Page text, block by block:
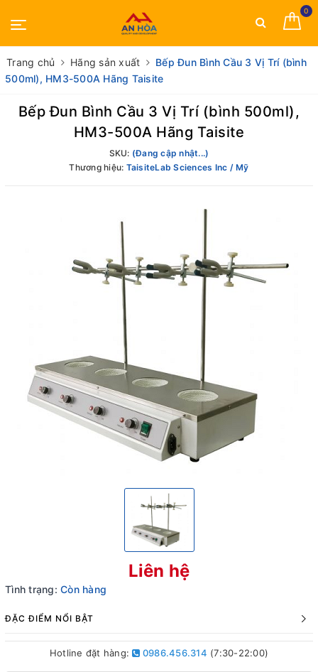
0
Trang chủ Hãng sản xuất
Bếp Đun Bình Cầu 3 Vị Trí (bình
500ml), HM3-500A Hãng Taisite
Bếp Đun Bình Cầu 3 Vị Trí (bình 500ml),
HM3-500A Hãng Taisite
SKU: (Đang cập nhật...)
Thương hiệu: TaisiteLab Sciences Inc / Mỹ
Liên hệ
Tình trạng: Còn hàng
ĐẶC ĐIỂM NỔI BẬT
Hotline đặt hàng: 0986.456.314 (7:30-22:00)